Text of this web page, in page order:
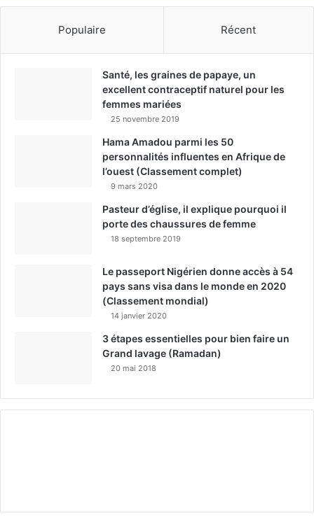
Populaire Récent
Santé, les graines de papaye, un
excellent contraceptif naturel pour les
femmes mariées
25 novembre 2019
Hama Amadou parmi les 50
personnalités influentes en Afrique de
l’ouest (Classement complet)
9 mars 2020
Pasteur d’église, il explique pourquoi il
porte des chaussures de femme
18 septembre 2019
Le passeport Nigérien donne accès à 54
pays sans visa dans le monde en 2020
(Classement mondial)
14 janvier 2020
3 étapes essentielles pour bien faire un
Grand lavage (Ramadan)
20 mai 2018